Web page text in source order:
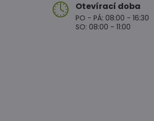
Otevírací doba
PO - PÁ: 08:00 - 16:30
SO: 08:00 - 11:00